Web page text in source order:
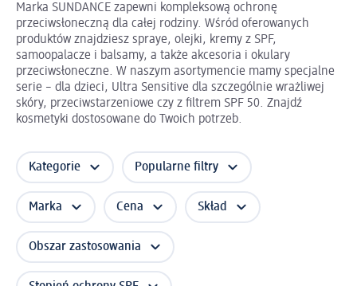
Marka SUNDANCE zapewni kompleksową ochronę
przeciwsłoneczną dla całej rodziny. Wśród oferowanych
produktów znajdziesz spraye, olejki, kremy z SPF,
samoopalacze i balsamy, a także akcesoria i okulary
przeciwsłoneczne. W naszym asortymencie mamy specjalne
serie – dla dzieci, Ultra Sensitive dla szczególnie wrażliwej
skóry, przeciwstarzeniowe czy z filtrem SPF 50. Znajdź
kosmetyki dostosowane do Twoich potrzeb.
Kategorie Popularne filtry
Marka Cena Skład
Obszar zastosowania